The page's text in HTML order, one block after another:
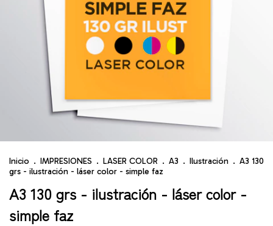
Inicio . IMPRESIONES . LASER COLOR . A3 . Ilustración . A3 130
grs - ilustración - láser color - simple faz
A3 130 grs - ilustración - láser color -
simple faz